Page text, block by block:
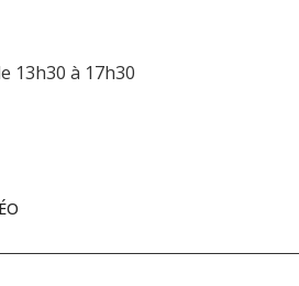
13h30 à 17h30